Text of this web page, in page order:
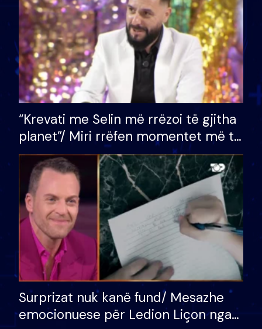
“Krevati me Selin më rrëzoi të gjitha
planet”/ Miri rrëfen momentet më të
bukura në shtëpinë e BB VIP: Do më
mungojë zilja e mëngjesit kur…
Surprizat nuk kanë fund/ Mesazhe
emocionuese për Ledion Liçon nga